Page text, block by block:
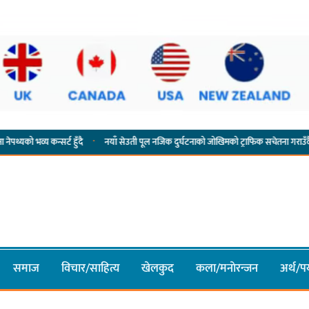
हुँदै · नयाँ सेउती पूल नजिक दुर्घटनाको जोखिमको ट्राफिक सचेतना गराउँदै सिलाम साक्मा
समाज विचार/साहित्य खेलकुद कला/मनाेरन्जन अर्थ/